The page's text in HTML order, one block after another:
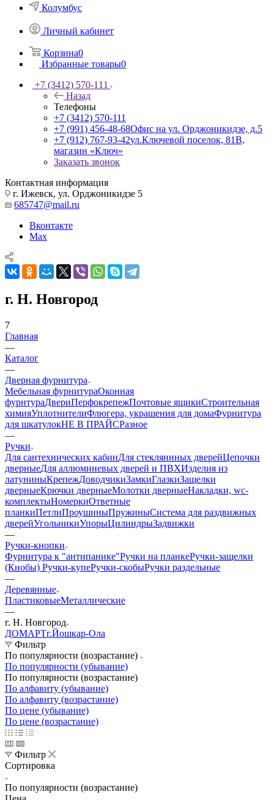
Колумбус
Личный кабинет
Корзина0
Избранные товары0
+7 (3412) 570-111
Назад
Телефоны
+7 (3412) 570-111
+7 (991) 456-48-68Офис на ул. Орджоникидзе, д.5
+7 (912) 767-93-42ул.Ключевой поселок, 81В,
магазин «Ключ»
Заказать звонок
Контактная информация
г. Ижевск, ул. Орджоникидзе 5
685747@mail.ru
Вконтакте
Max
г. Н. Новгород
7
Главная
—
Каталог
—
Дверная фурнитура
Мебельная фурнитураОконная
фурнтураДвериПерфокрепежПочтовые ящикиСтроительная
химияУплотнителиФлюгера, украшения для домаФурнитура
для шкатулокНЕ В ПРАЙСРазное
—
Ручки
Для сантехнических кабинДля стекляннных дверейЦепочки
дверныеДля аллюминевых дверей и ПВХИзделия из
латуниныКрепежДоводчикиЗамкиГлазкиЗащелки
дверныеКрючки дверныеМолотки дверныеНакладки, wc-
комплектыНомеркиОтветные
планкиПетлиПроушиныПружиныСистема для раздвижных
дверейУгольникиУпорыЦилиндрыЗадвижки
—
Ручки-кнопки
Фурнитура к "антипанике"Ручки на планкеРучки-защелки
(Кнобы) Ручки-купеРучки-скобыРучки раздельные
—
Деревянные
ПластиковыеМеталлические
—
г. Н. Новгород
ДОМАРТг.Йошкар-Ола
Фильтр
По популярности (возрастание)
По популярности (убывание)
По популярности (возрастание)
По алфавиту (убывание)
По алфавиту (возрастание)
По цене (убывание)
По цене (возрастание)
Фильтр
Сортировка
По популярности (возрастание)